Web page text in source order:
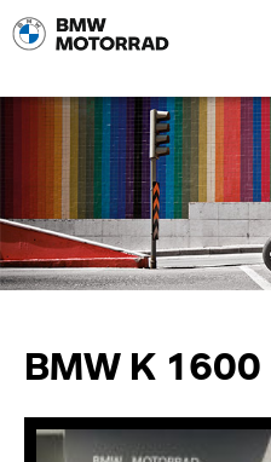
BMW K 1600